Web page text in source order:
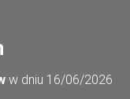
w dniu 16/06/2026